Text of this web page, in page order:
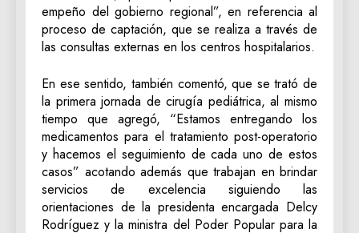
empeño del gobierno regional”, en referencia al
proceso de captación, que se realiza a través de
las consultas externas en los centros hospitalarios.
En ese sentido, también comentó, que se trató de
la primera jornada de cirugía pediátrica, al mismo
tiempo que agregó, “Estamos entregando los
medicamentos para el tratamiento post-operatorio
y hacemos el seguimiento de cada uno de estos
casos” acotando además que trabajan en brindar
servicios de excelencia siguiendo las
orientaciones de la presidenta encargada Delcy
Rodríguez y la ministra del Poder Popular para la